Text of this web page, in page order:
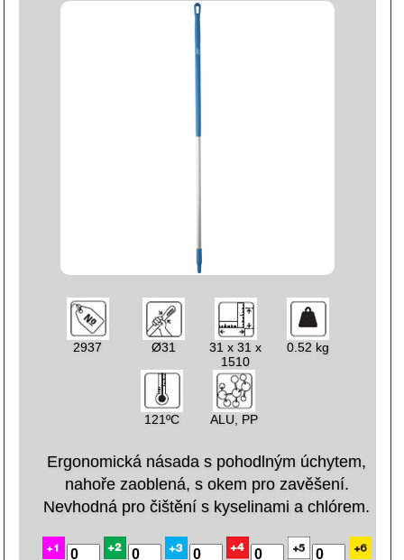
2937 Ø31
31 x 31 x
1510
0.52 kg
121ºC ALU, PP
Ergonomická násada s pohodlným úchytem,
nahoře zaoblená, s okem pro zavěšení.
Nevhodná pro čištění s kyselinami a chlórem.